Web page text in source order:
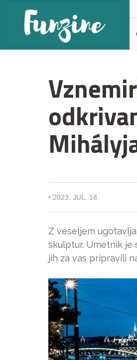
• 2023. JUL. 18.
Z veseljem
skulptur. Umetnik je
jih za vas pripravili